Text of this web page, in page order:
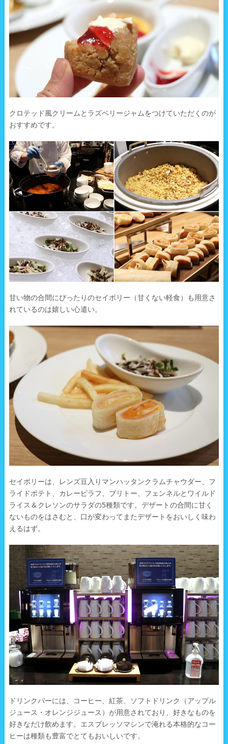
クロテッド風クリームとラズベリージャムをつけていただくのが
おすすめです。
甘い物の合間にぴったりのセイボリー（甘くない軽食）も用意さ
れているのは嬉しい心遣い。
セイボリーは、レンズ豆入りマンハッタンクラムチャウダー、フ
ライドポテト、カレーピラフ、ブリトー、フェンネルとワイルド
ライス＆クレソンのサラダの5種類です。デザートの合間に甘く
ないものをはさむと、口が変わってまたデザートをおいしく味わ
えるはず。
ドリンクバーには、コーヒー、紅茶、ソフトドリンク（アップル
ジュース・オレンジジュース）が用意されており、好きなものを
好きなだけ飲めます。エスプレッソマシンで淹れる本格的なコー
ヒーは種類も豊富でとてもおいしいです。